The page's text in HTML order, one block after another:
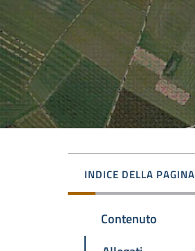
INDICE DELLA PAGINA
Contenuto